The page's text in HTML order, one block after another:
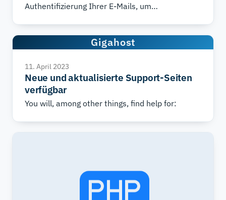
Authentifizierung Ihrer E-Mails, um
Gigahost
11. April 2023
Neue und aktualisierte Support-Seiten
verfügbar
You will, among other things, find help for: